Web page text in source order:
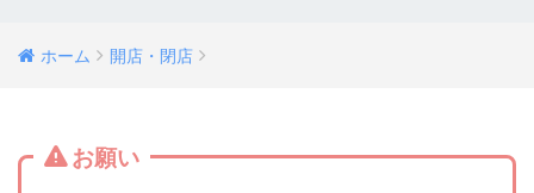
ホーム 開店・閉店
お願い